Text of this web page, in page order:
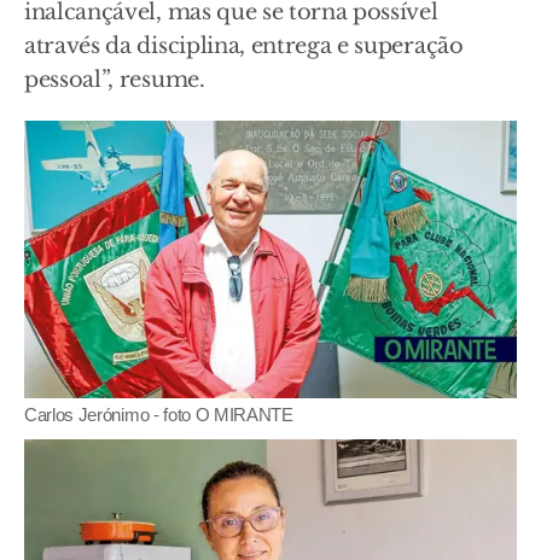
inalcançável, mas que se torna possível
através da disciplina, entrega e superação
pessoal”, resume.
Carlos Jerónimo - foto O MIRANTE